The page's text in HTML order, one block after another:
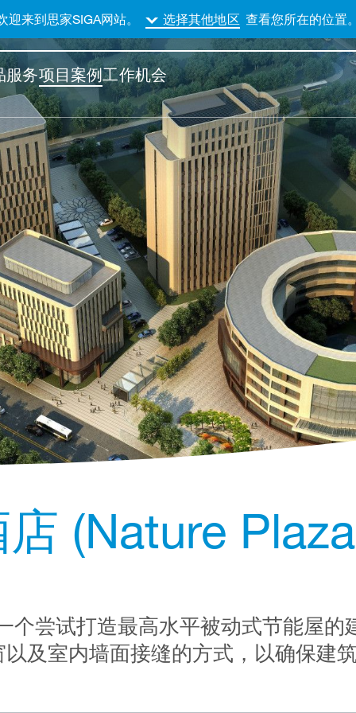
服务项目案例工作机会
(Nature Plaza
个尝试打造最高水平被动式节能屋的
及室内墙面接缝的方式，以确保建
迎来到思家SIGA网站。 选择其他地区 查看您所在的位置